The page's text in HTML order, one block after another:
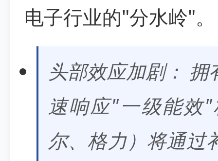
电子行业的"分水岭"。
头部效应加剧：
速响应"一级能效
尔、格力）将通过